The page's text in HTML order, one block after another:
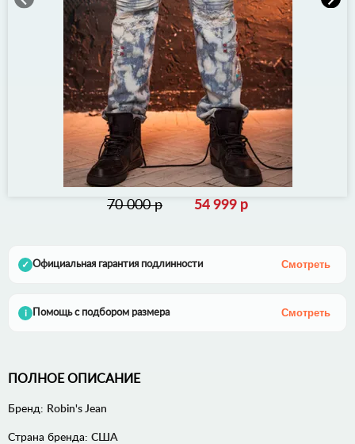
70 000 р 54 999 р
✓ Официальная гарантия подлинности Смотреть
i Помощь с подбором размера Смотреть
ПОЛНОЕ ОПИСАНИЕ
Бренд: Robin's Jean
Страна бренда: США